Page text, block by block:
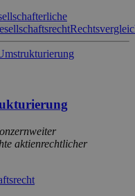
aktienrechtlicher